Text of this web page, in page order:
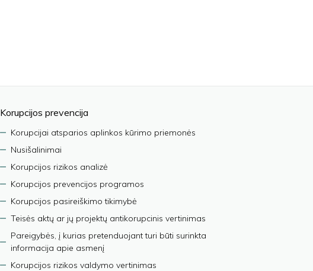
Korupcijos prevencija
Korupcijai atsparios aplinkos kūrimo priemonės
Nusišalinimai
Korupcijos rizikos analizė
Korupcijos prevencijos programos
Korupcijos pasireiškimo tikimybė
Teisės aktų ar jų projektų antikorupcinis vertinimas
Pareigybės, į kurias pretenduojant turi būti surinkta
informacija apie asmenį
Korupcijos rizikos valdymo vertinimas